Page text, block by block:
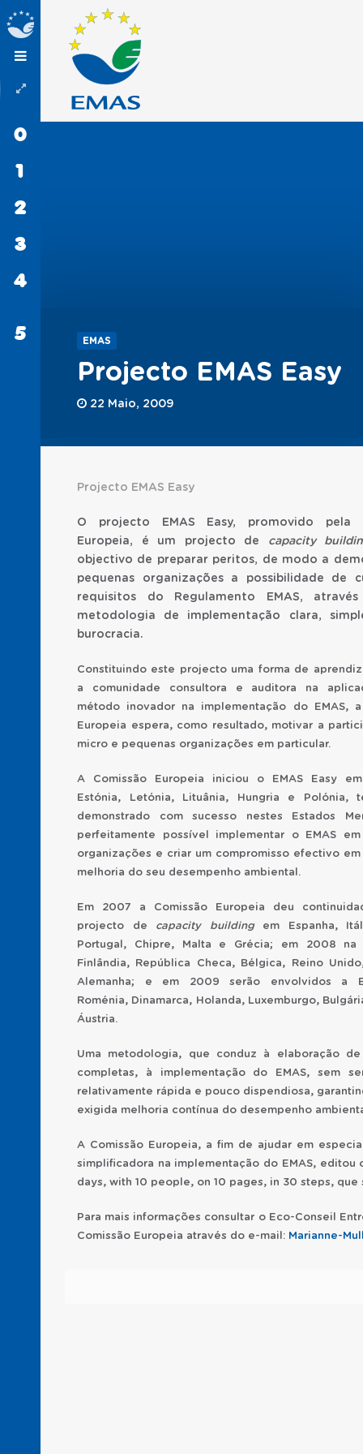
0
1
2
3
4
5
CONTACTOS
EMAS
Projecto EMAS Easy
22 Maio, 2009
Projecto EMAS Easy
O projecto EMAS Easy, promovido pela
Europeia, é um projecto de
capacity
objectivo de preparar peritos, de modo a
pequenas organizações a possibilidade de
requisitos do Regulamento EMAS,
metodologia de implementação clara,
burocracia.
Constituindo este projecto uma forma de
a comunidade consultora e auditora na
método inovador na implementação do EMAS, a
Europeia espera, como resultado, motivar a
micro e pequenas organizações em particular.
A Comissão Europeia iniciou o EMAS Easy
Estónia, Letónia, Lituânia, Hungria e Polónia,
demonstrado com sucesso nestes Estados
perfeitamente possível implementar o EMAS em
organizações e criar um compromisso efectivo
melhoria do seu desempenho ambiental.
Em 2007 a Comissão Europeia deu
projecto de capacity buildingem Espanha,
Portugal, Chipre, Malta e Grécia; em 2008 na
Finlândia, República Checa, Bélgica, Reino
Alemanha; e em 2009 serão envolvidos a
Roménia, Dinamarca, Holanda, Luxemburgo,
Áustria.
Uma metodologia, que conduz à elaboração
completas, à implementação do EMAS, sem
relativamente rápida e pouco dispendiosa,
exigida melhoria contínua do desempenho
A Comissão Europeia, a fim de ajudar em
simplificadora na implementação do EMAS, editou
days, with 10 people, on 10 pages, in 30 steps,
Para mais informações consultar o Eco-Conseil
Comissão Europeia através do e-mail: Marianne-